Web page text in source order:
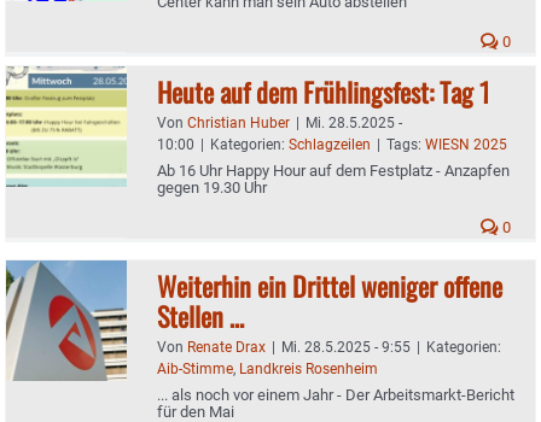
0
Heute auf dem Frühlingsfest: Tag 1
Von Christian Huber | Mi. 28.5.2025 -
10:00 | Kategorien: Schlagzeilen | Tags: WIESN 2025
Ab 16 Uhr Happy Hour auf dem Festplatz - Anzapfen
gegen 19.30 Uhr
0
Weiterhin ein Drittel weniger offene
Stellen …
Von Renate Drax | Mi. 28.5.2025 - 9:55 | Kategorien:
Aib-Stimme, Landkreis Rosenheim
... als noch vor einem Jahr - Der Arbeitsmarkt-Bericht
für den Mai